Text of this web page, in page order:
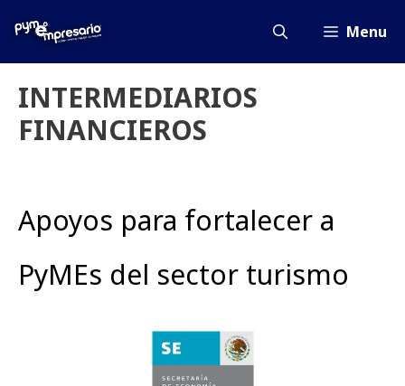
Menu
INTERMEDIARIOS
FINANCIEROS
Apoyos para fortalecer a
PyMEs del sector turismo